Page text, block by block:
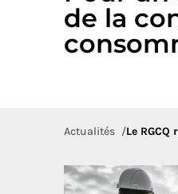
de la
Actualités Le